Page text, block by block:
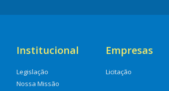
Institucional
Legislação
Nossa Missão
Empresas
Licitação